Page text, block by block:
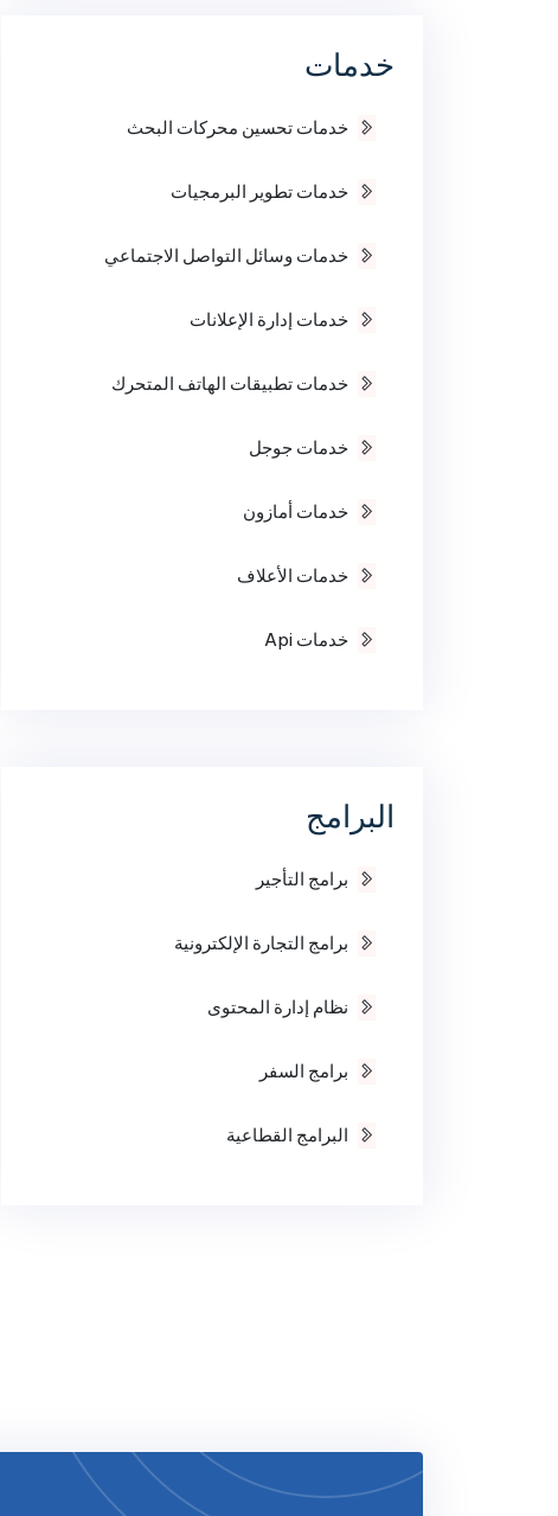
خدمات
خدمات تحسين محركات البحث
خدمات تطوير البرمجيات
خدمات وسائل التواصل الاجتماعي
خدمات إدارة الإعلانات
خدمات تطبيقات الهاتف المتحرك
خدمات جوجل
خدمات أمازون
خدمات الأعلاف
خدمات Api
البرامج
برامج التأجير
برامج التجارة الإلكترونية
نظام إدارة المحتوى
برامج السفر
البرامج القطاعية